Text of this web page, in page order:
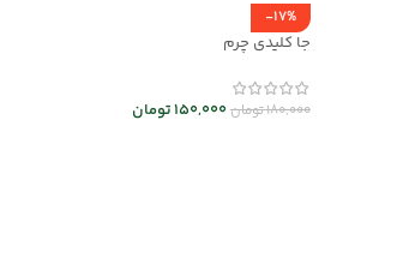
-17%
جا کلیدی چرم
180,000تومان150,000تومان